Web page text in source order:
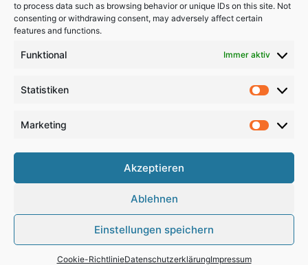
to process data such as browsing behavior or unique IDs on this site. Not
consenting or withdrawing consent, may adversely affect certain
features and functions.
Funktional Immer aktiv
Statistiken
Marketing
Akzeptieren
Ablehnen
Einstellungen speichern
Cookie-RichtlinieDatenschutzerklärungImpressum
RSS Facebook
X PinterestInstagram
Google